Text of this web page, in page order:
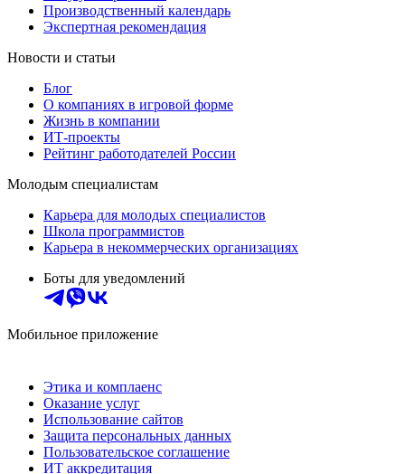
Производственный календарь
Экспертная рекомендация
Новости и статьи
Блог
О компаниях в игровой форме
Жизнь в компании
ИТ-проекты
Рейтинг работодателей России
Молодым специалистам
Карьера для молодых специалистов
Школа программистов
Карьера в некоммерческих организациях
Боты для уведомлений
Мобильное приложение
Этика и комплаенс
Оказание услуг
Использование сайтов
Защита персональных данных
Пользовательское соглашение
ИТ аккредитация